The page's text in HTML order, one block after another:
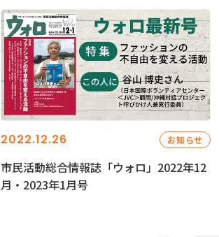
2022.12.26 お知らせ
市民活動総合情報誌「ウォロ」2022年12
月・2023年1月号